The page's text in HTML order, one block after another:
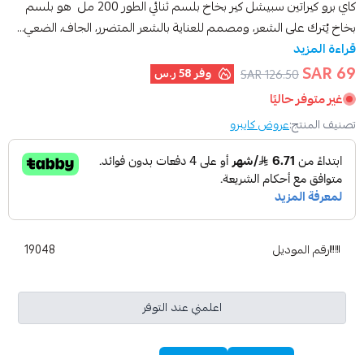
كاي برو كيراتين سبيشل كير بخاخ بلسم ثنائي الطور 200 مل هو بلسم
بخاخ يُترك على الشعر، ومصمم للعناية بالشعر المتضرر، الجاف، الضعي...
قراءة المزيد
69 SAR
126.50 SAR وفر58 ر.س
غير متوفر حاليًا
تصنيف المنتج:عروض كايبرو
رقم الموديل 19048
اعلمني عند التوفر